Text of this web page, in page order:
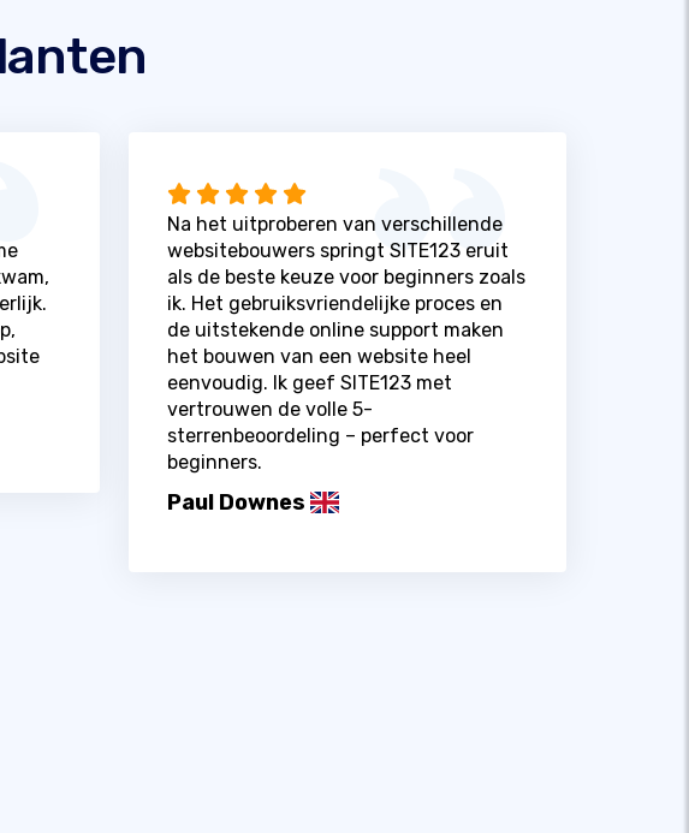
Na het uitproberen van verschillende
websitebouwers springt SITE123 eruit
als de beste keuze voor beginners zoals
ik. Het gebruiksvriendelijke proces en
de uitstekende online support maken
het bouwen van een website heel
eenvoudig. Ik geef SITE123 met
vertrouwen de volle 5-
sterrenbeoordeling – perfect voor
beginners.
Paul Downes